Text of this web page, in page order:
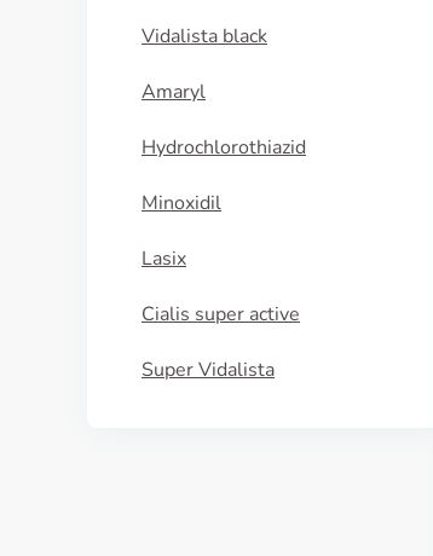
Vidalista black
Amaryl
Hydrochlorothiazid
Minoxidil
Lasix
Cialis super active
Super Vidalista